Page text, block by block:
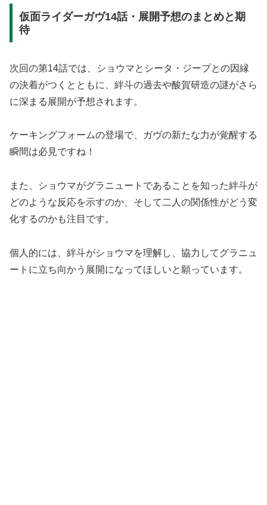
仮面ライダーガヴ14話・展開予想のまとめと期
待
次回の第14話では、ショウマとシータ・ジープとの因縁
の決着がつくとともに、絆斗の過去や酸賀研造の謎がさら
に深まる展開が予想されます。
ケーキングフォームの登場で、ガヴの新たな力が覚醒する
瞬間は必見ですね！
また、ショウマがグラニュートであることを知った絆斗が
どのような反応を示すのか、そして二人の関係性がどう変
化するのかも注目です。
個人的には、絆斗がショウマを理解し、協力してグラニュ
ートに立ち向かう展開になってほしいと願っています。